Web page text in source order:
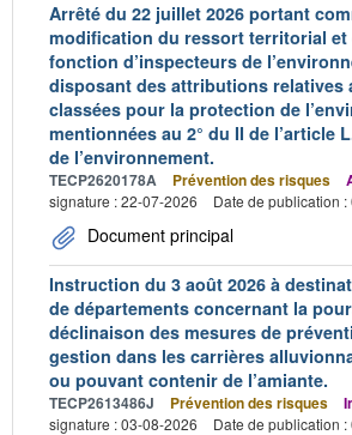
Arrêté du 22 juillet 2026 portant
modification du ressort territorial et
fonction d’inspecteurs de
disposant des attributions relatives
classées pour la protection de
mentionnées au 2° du II de l’article
de l’environnement.
TECP2620178A Prévention des risques
signature : 22-07-2026
Date de publication
Document principal
Instruction du 3 août 2026 à
de départements concernant la
déclinaison des mesures de
gestion dans les carrières
ou pouvant contenir de l’amiante.
TECP2613486J Prévention des risques
signature : 03-08-2026
Date de publication